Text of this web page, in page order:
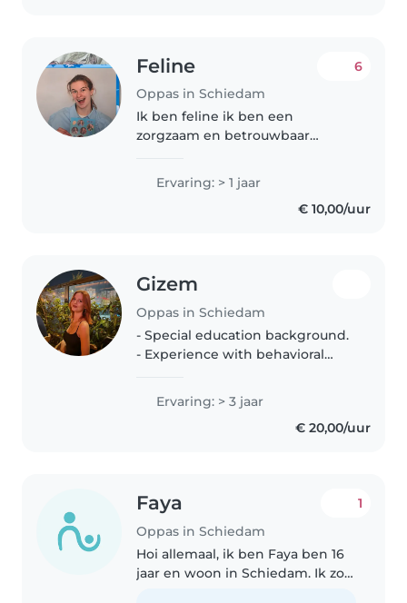
Feline
Oppas in Schiedam
6
Ik ben feline ik ben een
zorgzaam en betrouwbaar
stage bij groep 1/2 en mijn hart
ligt bij de kinderen en draag
graag een steentje bij. Hou heel
Ervaring: > 1 jaar
€ 10,00/uur
Gizem
Oppas in Schiedam
- Special education background.
- Experience with behavioral
Structured activities and
development support.
Ervaring: > 3 jaar
€ 20,00/uur
Faya
Oppas in Schiedam
1
Hoi allemaal, ik ben Faya ben 16
jaar en woon in Schiedam. Ik zou